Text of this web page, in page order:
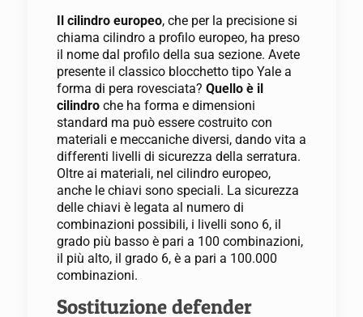
Il cilindro europeo, che per la precisione si
chiama cilindro a profilo europeo, ha preso
il nome dal profilo della sua sezione. Avete
presente il classico blocchetto tipo Yale a
forma di pera rovesciata? Quello è il
cilindroche ha forma e dimensioni
standard ma può essere costruito con
materiali e meccaniche diversi, dando vita a
differenti livelli di sicurezza della serratura.
Oltre ai materiali, nel cilindro europeo,
anche le chiavi sono speciali. La sicurezza
delle chiavi è legata al numero di
combinazioni possibili, i livelli sono 6, il
grado più basso è pari a 100 combinazioni,
il più alto, il grado 6, è a pari a 100.000
combinazioni.
Sostituzione defender